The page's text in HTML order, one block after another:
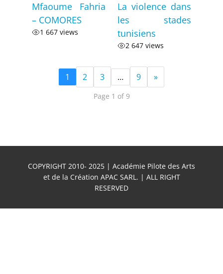
Mfaoume Fahria
– COMORES
1 667 views
La violence dans
les stades
tunisiens
2 647 views
1 2 3 … 9 »
Page 1 of 9
COPYRIGHT 2010- 2025 | Académie Pilote des Arts
et de la Création APAC SARL. | ALL RIGHT
RESERVED